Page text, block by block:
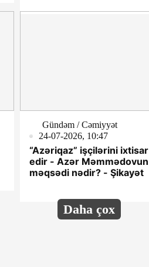
Gündəm / Cəmiyyət
24-07-2026, 10:47
“Azəriqaz” işçilərini ixtisar
edir - Azər Məmmədovun
məqsədi nədir? - Şikayət
Daha çox